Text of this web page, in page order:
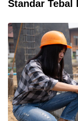
Standar Tebal